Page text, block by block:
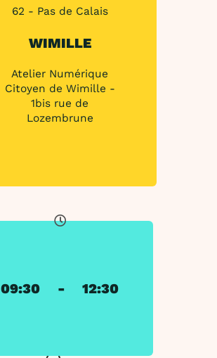
62 - Pas de Calais
WIMILLE
Atelier Numérique
Citoyen de Wimille -
1bis rue de
Lozembrune
09:30 - 12:30